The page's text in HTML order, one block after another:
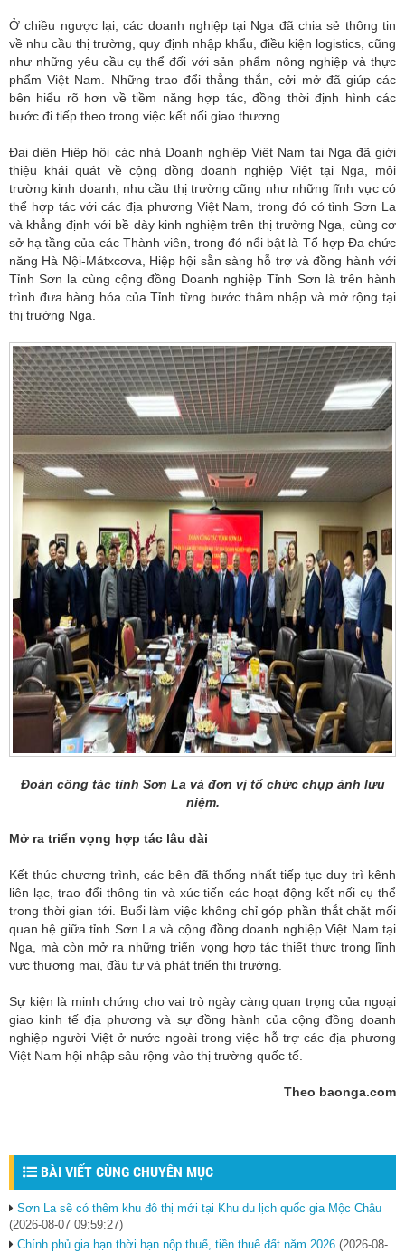
Ở chiều ngược lại, các doanh nghiệp tại Nga đã chia sẻ thông tin
về nhu cầu thị trường, quy định nhập khẩu, điều kiện logistics, cũng
như những yêu cầu cụ thể đối với sản phẩm nông nghiệp và thực
phẩm Việt Nam. Những trao đổi thẳng thắn, cởi mở đã giúp các
bên hiểu rõ hơn về tiềm năng hợp tác, đồng thời định hình các
bước đi tiếp theo trong việc kết nối giao thương.
Đại diện Hiệp hội các nhà Doanh nghiệp Việt Nam tại Nga đã giới
thiệu khái quát về cộng đồng doanh nghiệp Việt tại Nga, môi
trường kinh doanh, nhu cầu thị trường cũng như những lĩnh vực có
thể hợp tác với các địa phương Việt Nam, trong đó có tỉnh Sơn La
và khẳng định với bề dày kinh nghiệm trên thị trường Nga, cùng cơ
sở hạ tầng của các Thành viên, trong đó nổi bật là Tổ hợp Đa chức
năng Hà Nội-Mátxcơva, Hiệp hội sẵn sàng hỗ trợ và đồng hành với
Tỉnh Sơn la cùng cộng đồng Doanh nghiệp Tỉnh Sơn là trên hành
trình đưa hàng hóa của Tỉnh từng bước thâm nhập và mở rộng tại
thị trường Nga.
Đoàn công tác tỉnh Sơn La và đơn vị tổ chức chụp ảnh lưu
niệm.
Mở ra triển vọng hợp tác lâu dài
Kết thúc chương trình, các bên đã thống nhất tiếp tục duy trì kênh
liên lạc, trao đổi thông tin và xúc tiến các hoạt động kết nối cụ thể
trong thời gian tới. Buổi làm việc không chỉ góp phần thắt chặt mối
quan hệ giữa tỉnh Sơn La và cộng đồng doanh nghiệp Việt Nam tại
Nga, mà còn mở ra những triển vọng hợp tác thiết thực trong lĩnh
vực thương mại, đầu tư và phát triển thị trường.
Sự kiện là minh chứng cho vai trò ngày càng quan trọng của ngoại
giao kinh tế địa phương và sự đồng hành của cộng đồng doanh
nghiệp người Việt ở nước ngoài trong việc hỗ trợ các địa phương
Việt Nam hội nhập sâu rộng vào thị trường quốc tế.
Theo baonga.com
BÀI VIẾT CÙNG CHUYÊN MỤC
Sơn La sẽ có thêm khu đô thị mới tại Khu du lịch quốc gia Mộc Châu
(2026-08-07 09:59:27)
Chính phủ gia hạn thời hạn nộp thuế, tiền thuê đất năm 2026 (2026-08-